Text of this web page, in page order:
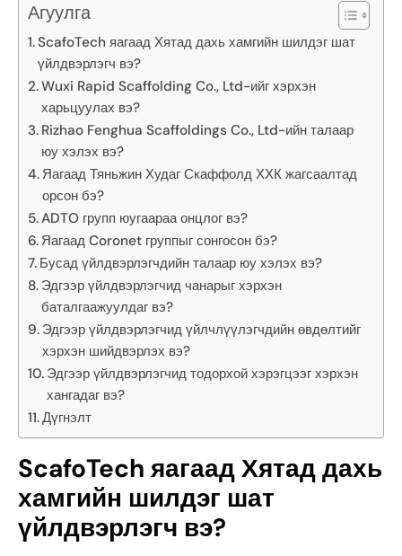
Агуулга
ScafoTech яагаад Хятад дахь хамгийн шилдэг шат
үйлдвэрлэгч вэ?
Wuxi Rapid Scaffolding Co., Ltd-ийг хэрхэн
харьцуулах вэ?
Rizhao Fenghua Scaffoldings Co., Ltd-ийн талаар
юу хэлэх вэ?
Яагаад Тяньжин Худаг Скаффолд ХХК жагсаалтад
орсон бэ?
ADTO групп юугаараа онцлог вэ?
Яагаад Coronet группыг сонгосон бэ?
Бусад үйлдвэрлэгчдийн талаар юу хэлэх вэ?
Эдгээр үйлдвэрлэгчид чанарыг хэрхэн
баталгаажуулдаг вэ?
Эдгээр үйлдвэрлэгчид үйлчлүүлэгчдийн өвдөлтийг
хэрхэн шийдвэрлэх вэ?
Эдгээр үйлдвэрлэгчид тодорхой хэрэгцээг хэрхэн
хангадаг вэ?
Дүгнэлт
ScafoTech яагаад Хятад дахь
хамгийн шилдэг шат
үйлдвэрлэгч вэ?